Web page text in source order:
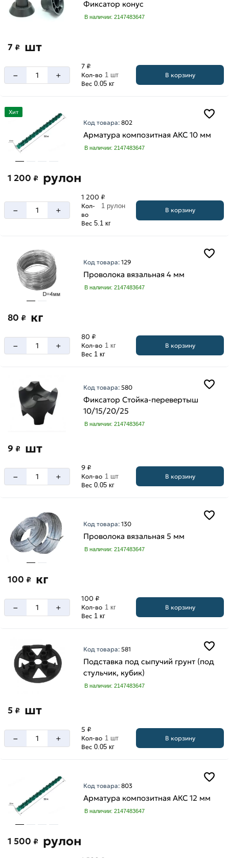
Фиксатор конус
В наличии: 2147483647
7 ₽ шт
– +
7 ₽
Кол-во 1 шт
Вес 0.05 кг
В корзину
Хит
Код товара:802
Арматура композитная АКС 10 мм
В наличии: 2147483647
1 200 ₽ рулон
– +
1 200 ₽
Кол-
во
1 рулон
Вес 5.1 кг
В корзину
Код товара:129
Проволока вязальная 4 мм
В наличии: 2147483647
80 ₽ кг
– +
80 ₽
Кол-во 1 кг
Вес 1 кг
В корзину
Код товара:580
Фиксатор Стойка-перевертыш
10/15/20/25
В наличии: 2147483647
9 ₽ шт
– +
9 ₽
Кол-во 1 шт
Вес 0.05 кг
В корзину
Код товара:130
Проволока вязальная 5 мм
В наличии: 2147483647
100 ₽ кг
– +
100 ₽
Кол-во 1 кг
Вес 1 кг
В корзину
Код товара:581
Подставка под сыпучий грунт (под
стульчик, кубик)
В наличии: 2147483647
5 ₽ шт
– +
5 ₽
Кол-во 1 шт
Вес 0.05 кг
В корзину
Код товара:803
Арматура композитная АКС 12 мм
В наличии: 2147483647
1 500 ₽ рулон